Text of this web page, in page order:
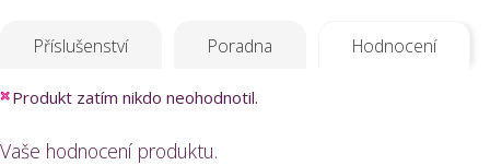
Příslušenství Poradna Hodnocení
Produkt zatím nikdo neohodnotil.
Vaše hodnocení produktu.